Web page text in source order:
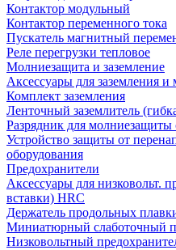
Контактор модульный
Контактор переменного тока
Пускатель магнитный
Реле перегрузки тепловое
Молниезащита и заземление
Аксессуары для заземления и
Комплект заземления
Ленточный заземлитель
Разрядник для молниезащиты
Устройство защиты от
оборудования
Предохранители
Аксессуары для низковольт.
вставки) HRC
Держатель продольных
Миниатюрный слаботочный
Низковольтный